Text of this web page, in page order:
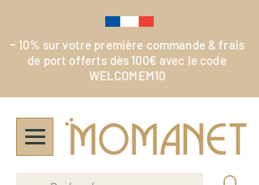
- 10% sur votre première commande & frais
de port offerts dès 100€ avec le code
WELCOMEM10